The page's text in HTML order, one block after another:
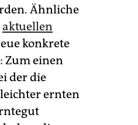
Ähnliche
aktuellen
konkrete
: Zum einen
der die
ernten